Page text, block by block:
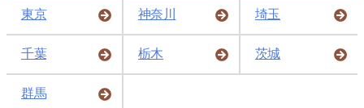
東京 神奈川 埼玉
千葉 栃木 茨城
群馬